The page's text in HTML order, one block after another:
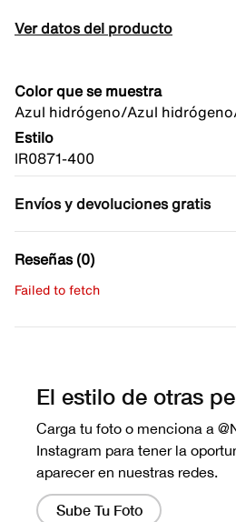
Ver datos del producto
Color que se muestra
Azul hidrógeno/Azul
Estilo
IR0871-400
Envíos y devoluciones gratis
Reseñas (0)
Failed to fetch